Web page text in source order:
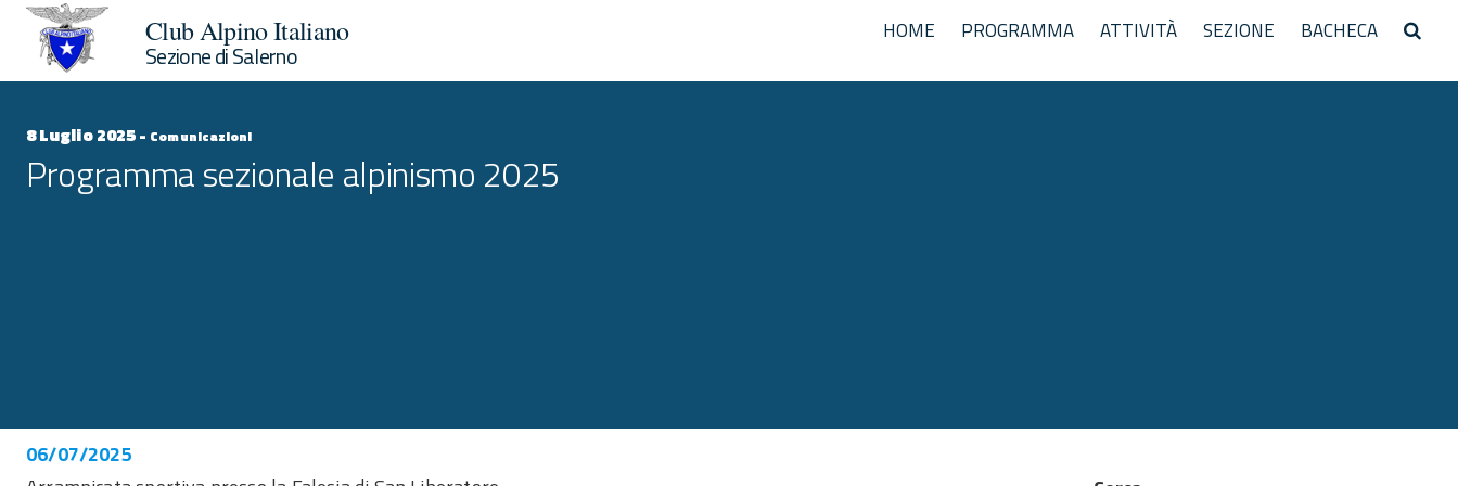
Club Alpino Italiano
Sezione di Salerno
HOME PROGRAMMA ATTIVITÀ SEZIONE BACHECA
8 Luglio 2025 - Comunicazioni
Programma sezionale alpinismo 2025
06/07/2025